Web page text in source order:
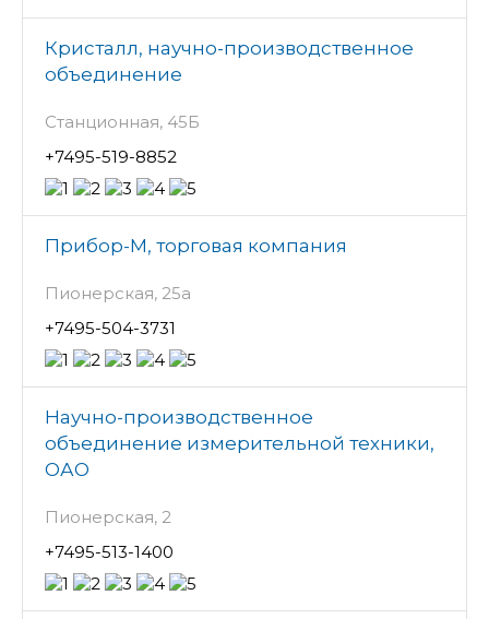
Кристалл, научно-производственное
объединение
Станционная, 45Б
+7495-519-8852
Прибор-М, торговая компания
Пионерская, 25а
+7495-504-3731
Научно-производственное
объединение измерительной техники,
ОАО
Пионерская, 2
+7495-513-1400